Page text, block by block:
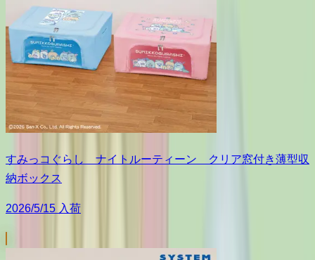
すみっコぐらし ナイトルーティーン クリア窓付き薄型収
納ボックス
2026/5/15 入荷